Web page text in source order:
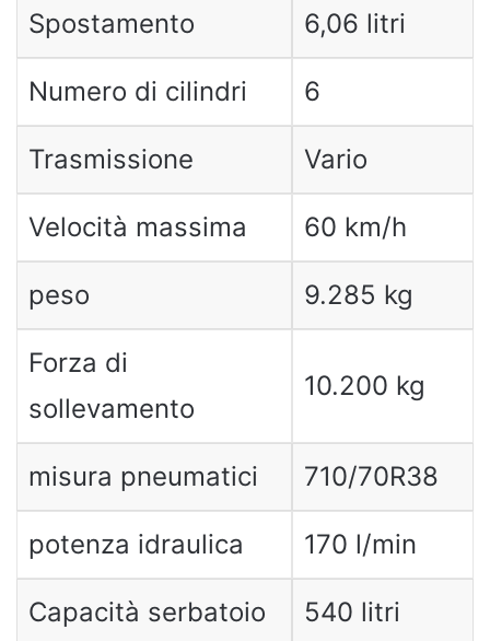
Spostamento 6,06 litri
Numero di cilindri 6
Trasmissione Vario
Velocità massima 60 km/h
peso 9.285 kg
Forza di
sollevamento
10.200 kg
misura pneumatici 710/70R38
potenza idraulica 170 l/min
Capacità serbatoio 540 litri